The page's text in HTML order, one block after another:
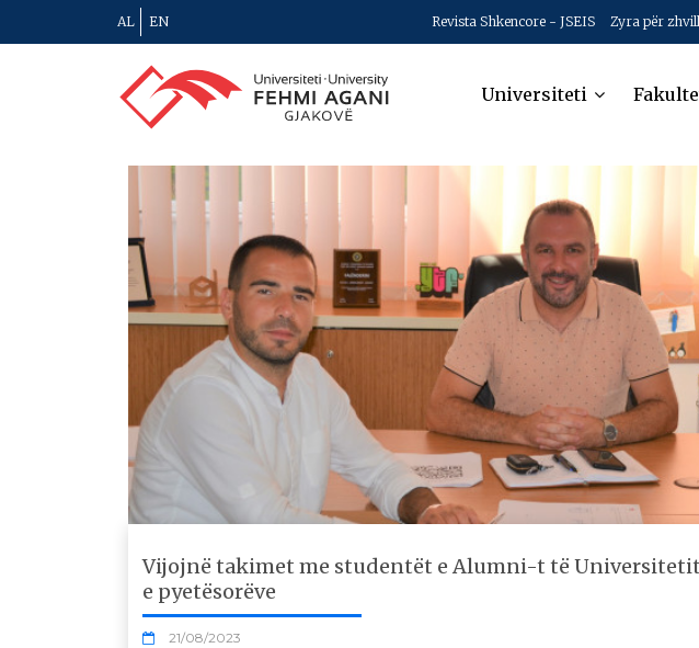
AL EN Revista Shkencore - JSEIS Zyra për
Universiteti
Vijojnë takimet me studentët e Alumni-t të
e pyetësorëve
21/08/2023